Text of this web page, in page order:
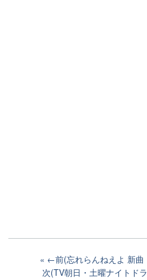
←前(忘れらんねえよ 新曲
次(TV朝日・土曜ナイトド